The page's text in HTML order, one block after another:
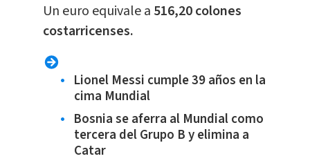
​Un euro equivale a 516,20 colones
costarricenses.
Lionel Messi cumple 39 años en la
cima Mundial
Bosnia se aferra al Mundial como
tercera del Grupo B y elimina a
Catar